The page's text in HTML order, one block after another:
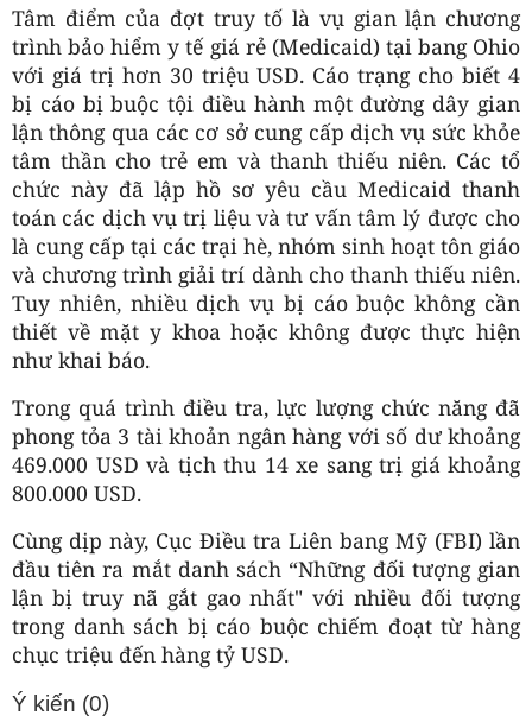
Tâm điểm của đợt truy tố là vụ gian lận chương
trình bảo hiểm y tế giá rẻ (Medicaid) tại bang Ohio
với giá trị hơn 30 triệu USD. Cáo trạng cho biết 4
bị cáo bị buộc tội điều hành một đường dây gian
lận thông qua các cơ sở cung cấp dịch vụ sức khỏe
tâm thần cho trẻ em và thanh thiếu niên. Các tổ
chức này đã lập hồ sơ yêu cầu Medicaid thanh
toán các dịch vụ trị liệu và tư vấn tâm lý được cho
là cung cấp tại các trại hè, nhóm sinh hoạt tôn giáo
và chương trình giải trí dành cho thanh thiếu niên.
Tuy nhiên, nhiều dịch vụ bị cáo buộc không cần
thiết về mặt y khoa hoặc không được thực hiện
như khai báo.
Trong quá trình điều tra, lực lượng chức năng đã
phong tỏa 3 tài khoản ngân hàng với số dư khoảng
469.000 USD và tịch thu 14 xe sang trị giá khoảng
800.000 USD.
Cùng dịp này, Cục Điều tra Liên bang Mỹ (FBI) lần
đầu tiên ra mắt danh sách “Những đối tượng gian
lận bị truy nã gắt gao nhất" với nhiều đối tượng
trong danh sách bị cáo buộc chiếm đoạt từ hàng
chục triệu đến hàng tỷ USD.
Ý kiến (0)